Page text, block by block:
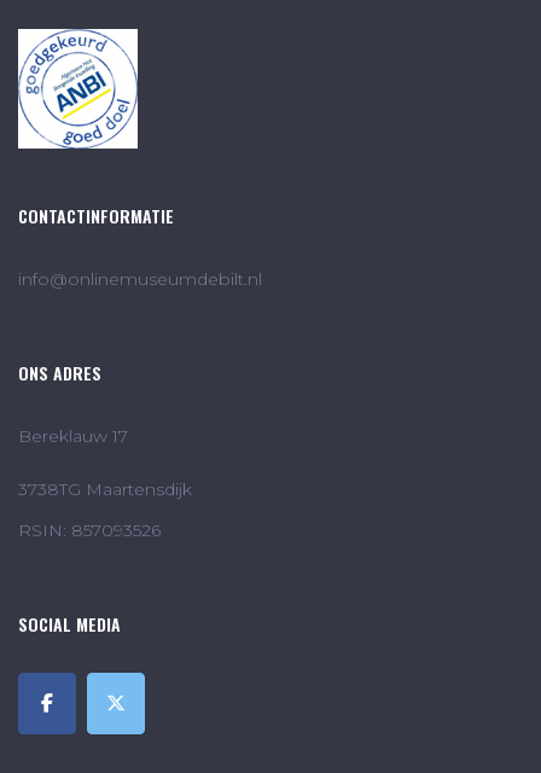
CONTACTINFORMATIE
info@onlinemuseumdebilt.nl
ONS ADRES
Bereklauw 17
3738TG Maartensdijk
RSIN: 857093526
SOCIAL MEDIA